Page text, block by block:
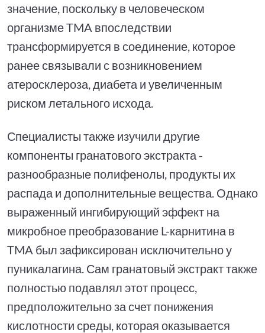
значение, поскольку в человеческом
организме TMA впоследствии
трансформируется в соединение, которое
ранее связывали с возникновением
атеросклероза, диабета и увеличенным
риском летального исхода.
Специалисты также изучили другие
компоненты гранатового экстракта -
разнообразные полифенолы, продукты их
распада и дополнительные вещества. Однако
выраженный ингибирующий эффект на
микробное преобразование L-карнитина в
TMA был зафиксирован исключительно у
пуникалагина. Сам гранатовый экстракт также
полностью подавлял этот процесс,
предположительно за счет понижения
кислотности среды, которая оказывается